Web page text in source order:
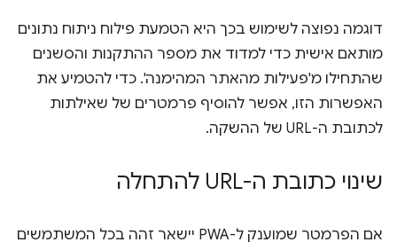
דוגמה נפוצה לשימוש בכך היא הטמעת פילוח ניתוח נתונים
מותאם אישית כדי למדוד את מספר ההתקנות והסשנים
שהתחילו מ'פעילות מהאתר המהימנה'. כדי להטמיע את
האפשרות הזו, אפשר להוסיף פרמטרים של שאילתות
לכתובת ה-URL של ההשקה.
שינוי כתובת ה-URL להתחלה
אם הפרמטר שמוענק ל-PWA יישאר זהה בכל המשתמשים